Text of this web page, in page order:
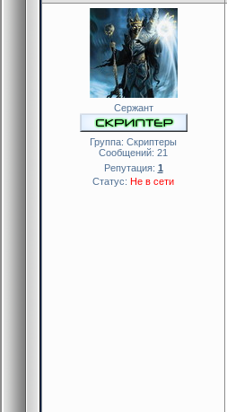
Сержант
Группа: Скриптеры
Сообщений: 21
Репутация: 1
Статус: Не в сети